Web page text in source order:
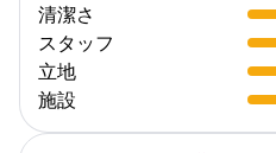
清潔さ
スタッフ
立地
施設